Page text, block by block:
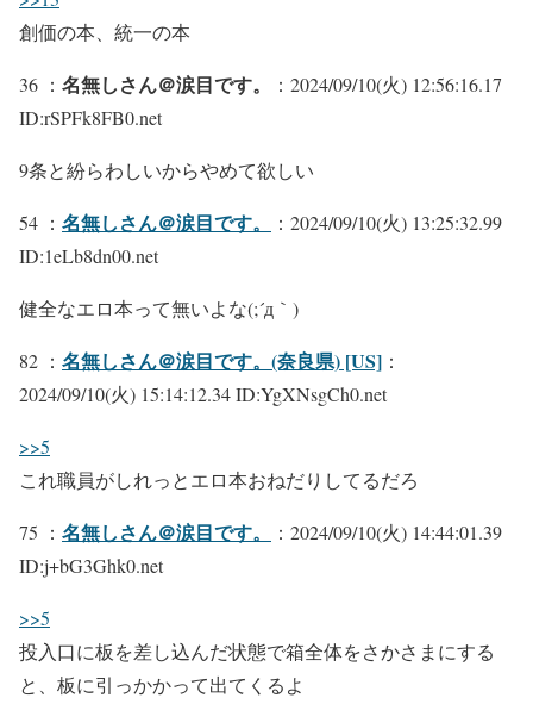
創価の本、統一の本
36 ： 名無しさん＠涙目です。
：2024/09/10(火) 12:56:16.17
ID:rSPFk8FB0.net
9条と紛らわしいからやめて欲しい
54 ： 名無しさん＠涙目です。
：2024/09/10(火) 13:25:32.99
ID:1eLb8dn00.net
健全なエロ本って無いよな(;´д｀)
82 ： 名無しさん＠涙目です。(奈良県) [US] ：
2024/09/10(火) 15:14:12.34 ID:YgXNsgCh0.net
>>5
これ職員がしれっとエロ本おねだりしてるだろ
75 ： 名無しさん＠涙目です。
：2024/09/10(火) 14:44:01.39
ID:j+bG3Ghk0.net
>>5
投入口に板を差し込んだ状態で箱全体をさかさまにする
と、板に引っかかって出てくるよ